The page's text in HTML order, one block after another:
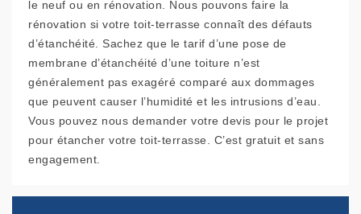
le neuf ou en rénovation. Nous pouvons faire la
rénovation si votre toit-terrasse connaît des défauts
d’étanchéité. Sachez que le tarif d’une pose de
membrane d’étanchéité d’une toiture n’est
généralement pas exagéré comparé aux dommages
que peuvent causer l’humidité et les intrusions d’eau.
Vous pouvez nous demander votre devis pour le projet
pour étancher votre toit-terrasse. C’est gratuit et sans
engagement.